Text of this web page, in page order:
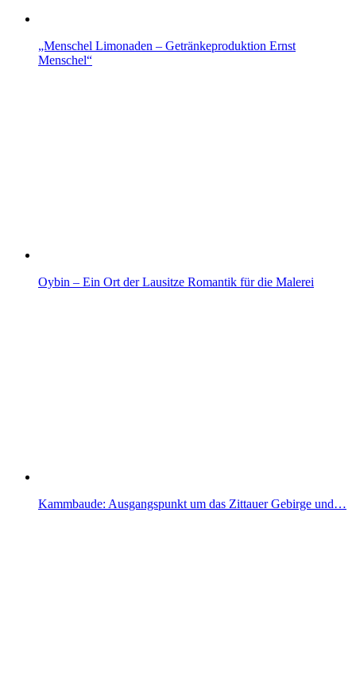
„Menschel Limonaden – Getränkeproduktion Ernst
Menschel“
Oybin – Ein Ort der Lausitze Romantik für die Malerei
Kammbaude: Ausgangspunkt um das Zittauer Gebirge und…